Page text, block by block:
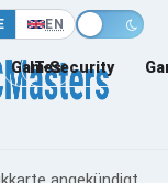
EN
Games
IT-Security